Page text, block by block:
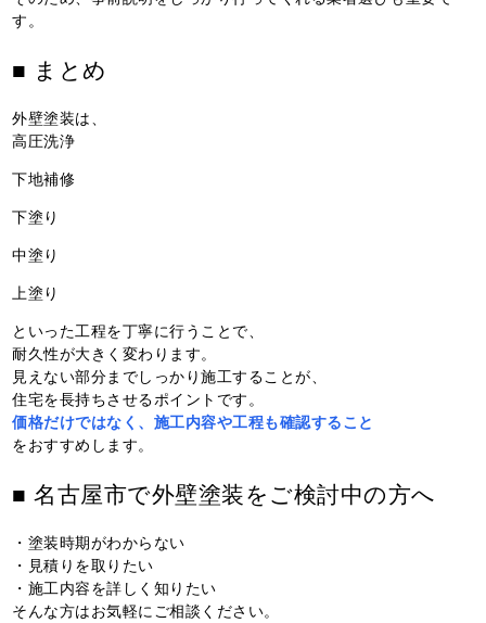
す。
■ まとめ
外壁塗装は、
高圧洗浄
下地補修
下塗り
中塗り
上塗り
といった工程を丁寧に行うことで、
耐久性が大きく変わります。
見えない部分までしっかり施工することが、
住宅を長持ちさせるポイントです。
価格だけではなく、施工内容や工程も確認すること
をおすすめします。
■ 名古屋市で外壁塗装をご検討中の方へ
・塗装時期がわからない
・見積りを取りたい
・施工内容を詳しく知りたい
そんな方はお気軽にご相談ください。